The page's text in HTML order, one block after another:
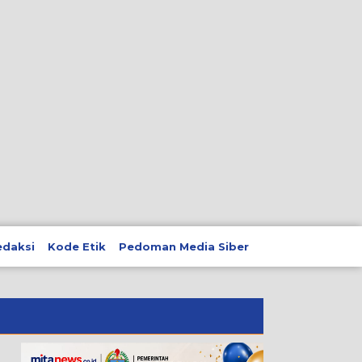
Kode Etik Pedoman Media Siber